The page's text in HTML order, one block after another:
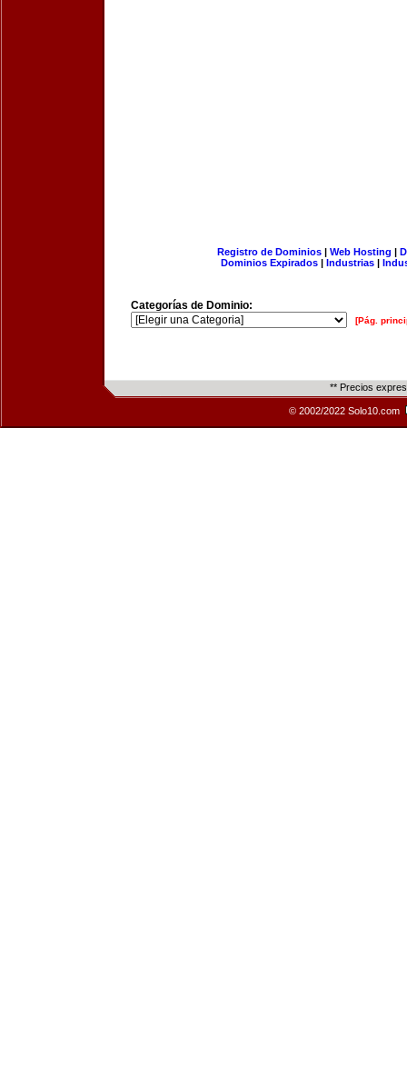
Registro de Dominios| Web Hosting |
Dominios Expirados | Industrias |
Categorías de Dominio:
[Pág.
** Precios
© 2002/2022 Solo10.com